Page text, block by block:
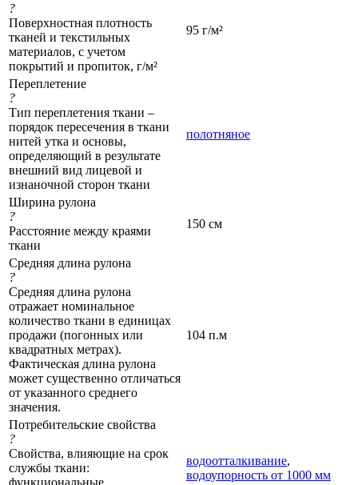
?
Поверхностная плотность
тканей и текстильных
материалов, с учетом
покрытий и пропиток, г/м²
95 г/м²
Переплетение
?
Тип переплетения ткани –
порядок пересечения в ткани
нитей утка и основы,
определяющий в результате
внешний вид лицевой и
изнаночной сторон ткани
полотняное
Ширина рулона
?
Расстояние между краями
ткани
150 см
Средняя длина рулона
?
Средняя длина рулона
отражает номинальное
количество ткани в единицах
продажи (погонных или
квадратных метрах).
Фактическая длина рулона
может существенно отличаться
от указанного среднего
значения.
104 п.м
Потребительские свойства
?
Свойства, влияющие на срок
службы ткани:
водоотталкивание,
водоупорность от 1000 мм